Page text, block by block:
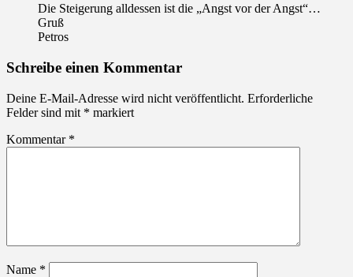
Die Steigerung alldessen ist die „Angst vor der Angst“…
Gruß
Petros
Schreibe einen Kommentar
Deine E-Mail-Adresse wird nicht veröffentlicht. Erforderliche
Felder sind mit * markiert
Kommentar *
Name *